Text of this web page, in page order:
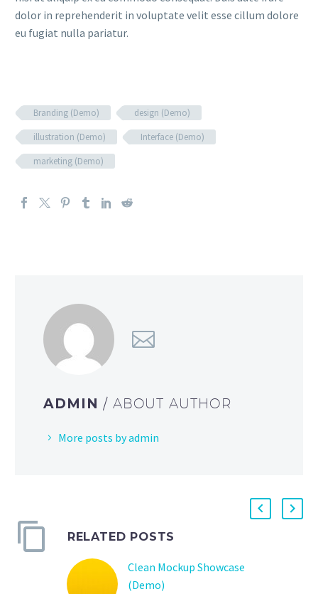
dolor in reprehenderit in voluptate velit esse cillum dolore
eu fugiat nulla pariatur.
Branding (Demo)
design (Demo)
illustration (Demo)
Interface (Demo)
marketing (Demo)
ADMIN / ABOUT AUTHOR
More posts by admin
RELATED POSTS
Clean Mockup Showcase
(Demo)